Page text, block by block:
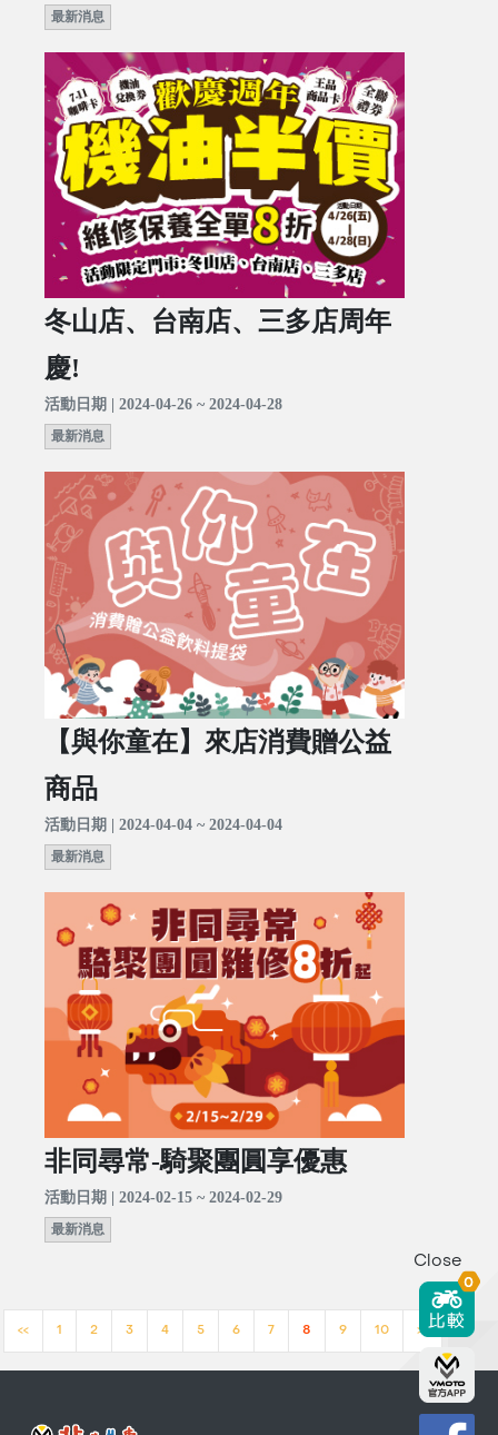
最新消息
冬山店、台南店、三多店周年
慶!
活動日期 | 2024-04-26 ~ 2024-04-28
最新消息
【與你童在】來店消費贈公益
商品
活動日期 | 2024-04-04 ~ 2024-04-04
最新消息
非同尋常-騎聚團圓享優惠
活動日期 | 2024-02-15 ~ 2024-02-29
最新消息
<< 1 2 3 4 5 6 7 8 9 10 >>
Close
0